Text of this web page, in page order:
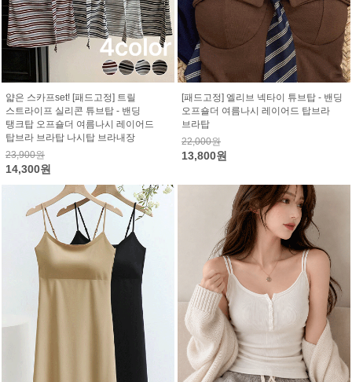
얇은 스카프set! [패드고정] 트릴
스트라이프 실리콘 튜브탑 - 밴딩
탱크탑 오프숄더 여름나시 레이어드
탑브라 브라탑 나시탑 브라내장
23,900원
14,300원
[패드고정] 엘리브 넥타이 튜브탑 - 밴딩
오프숄더 여름나시 레이어드 탑브라
브라탑
22,000원
13,800원